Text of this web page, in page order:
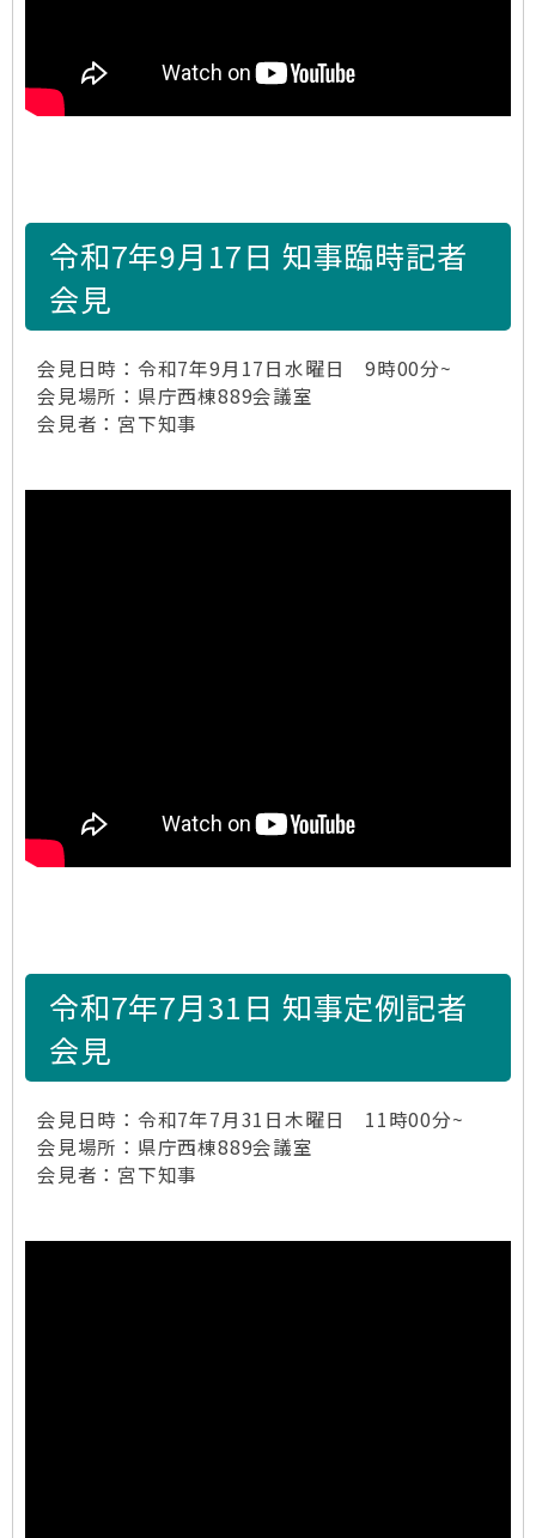
令和7年9月17日 知事臨時記者
会見
会見日時：令和7年9月17日水曜日 9時00分~
会見場所：県庁西棟889会議室
会見者：宮下知事
令和7年7月31日 知事定例記者
会見
会見日時：令和7年7月31日木曜日 11時00分~
会見場所：県庁西棟889会議室
会見者：宮下知事